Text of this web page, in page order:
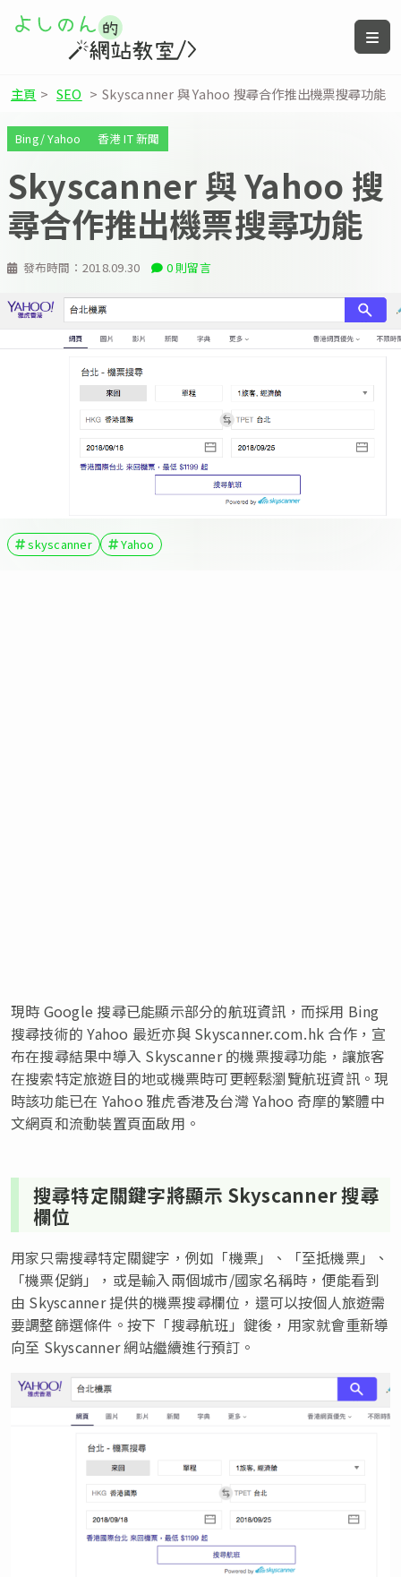
主頁 > SEO > Skyscanner 與 Yahoo 搜尋合作推出機票搜尋功能
發布時間： 2018.09.30 0 則留言
Bing/ Yahoo 香港 IT 新聞
Skyscanner 與 Yahoo 搜
尋合作推出機票搜尋功能
skyscanner Yahoo
現時 Google 搜尋已能顯示部分的航班資訊，而採用 Bing
搜尋技術的 Yahoo 最近亦與 Skyscanner.com.hk 合作，宣
布在搜尋結果中導入 Skyscanner 的機票搜尋功能，讓旅客
在搜索特定旅遊目的地或機票時可更輕鬆瀏覽航班資訊。現
時該功能已在 Yahoo 雅虎香港及台灣 Yahoo 奇摩的繁體中
文網頁和流動裝置頁面啟用。
搜尋特定關鍵字將顯示 Skyscanner 搜尋
欄位
用家只需搜尋特定關鍵字，例如「機票」、「至抵機票」、
「機票促銷」，或是輸入兩個城市/國家名稱時，便能看到
由 Skyscanner 提供的機票搜尋欄位，還可以按個人旅遊需
要調整篩選條件。按下「搜尋航班」鍵後，用家就會重新導
向至 Skyscanner 網站繼續進行預訂。